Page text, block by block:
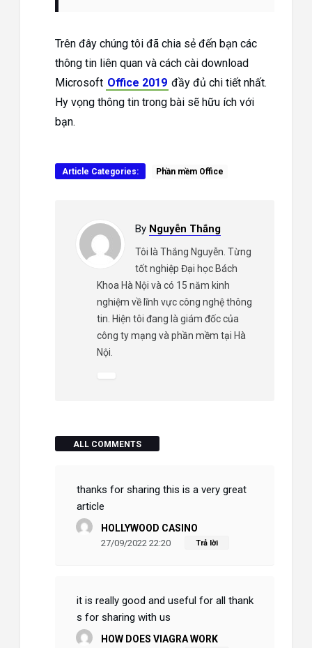
Trên đây chúng tôi đã chia sẻ đến bạn các
thông tin liên quan và cách cài download
Microsoft Office 2019 đầy đủ chi tiết nhất.
Hy vọng thông tin trong bài sẽ hữu ích với
bạn.
Article Categories: Phần mềm Office
By Nguyễn Thắng
Tôi là Thắng Nguyễn. Từng
tốt nghiệp Đại học Bách
Khoa Hà Nội và có 15 năm kinh
nghiệm về lĩnh vực công nghệ thông
tin. Hiện tôi đang là giám đốc của
công ty mạng và phần mềm tại Hà
Nội.
ALL COMMENTS
thanks for sharing this is a very great
article
HOLLYWOOD CASINO
27/09/2022 22:20 Trả lời
it is really good and useful for all thank
s for sharing with us
HOW DOES VIAGRA WORK